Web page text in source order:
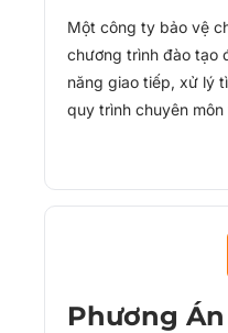
Một công ty bảo vệ
chương trình đào tạo
năng giao tiếp, xử lý
quy trình chuyên
Phương Án